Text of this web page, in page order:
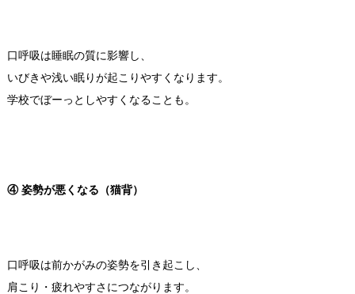
口呼吸は睡眠の質に影響し、
いびきや浅い眠りが起こりやすくなります。
学校でぼーっとしやすくなることも。
④ 姿勢が悪くなる（猫背）
口呼吸は前かがみの姿勢を引き起こし、
肩こり・疲れやすさにつながります。